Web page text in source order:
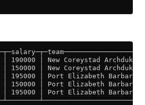
│ 190000 │ New Coreystad
150000 │ New Coreystad
│ 195000 │ Port Elizabeth
│ 150000 │ Port Elizabeth
│ 195000 │ Port Elizabeth